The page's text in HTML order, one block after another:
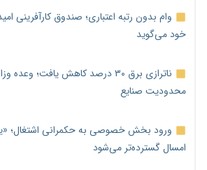
وام بدون رتبه اعتباری؛ صندوق کارآفرینی
خود می‌گوید
ناترازی برق ۳۰ درصد کاهش یافت؛
محدودیت صنایع
ورود بخش خصوصی به حکمرانی اشتغال؛
امسال گسترده‌تر می‌شود